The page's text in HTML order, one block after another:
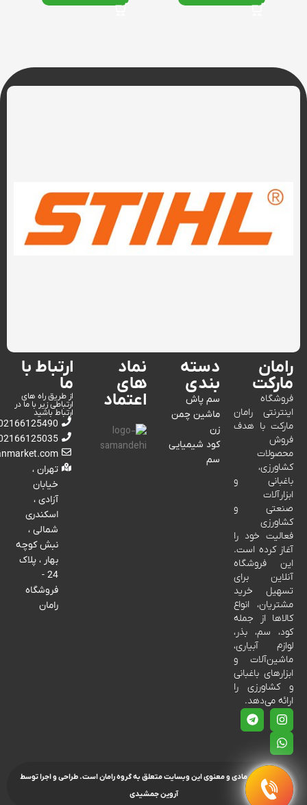
رامان
مارکت
فروشگاه
اینترنتی رامان
مارکت با هدف
فروش
محصولات
کشاورزی،
باغبانی و
ابزارآلات
صنعتی و
کشاورزی
فعالیت خود را
آغاز کرده است.
این فروشگاه
آنلاین برای
تسهیل خرید
مشتریان، انواع
کالاها از جمله
کود، سم، بذر،
لوازم آبیاری،
ماشین‌آلات و
ابزارهای باغبانی
و کشاورزی را
ارائه می‌دهد.
دسته
بندی
سم پاش
ماشین چمن
زن
کود شیمیایی
سم
نماد
های
اعتماد
ارتباط با
ما
از طریق راه های
ارتباطی زیر با ما در
ارتباط باشید
تهران ،
خیابان
آزادی ،
اسکندری
شمالی ،
نبش کوچه
بهار ، پلاک
24 -
فروشگاه
رامان
تمامی حقوق مادی و معنوی این وبسایت متعلق به گروه رامان است.طراحی و اجرا توسط
آروین جمشیدی